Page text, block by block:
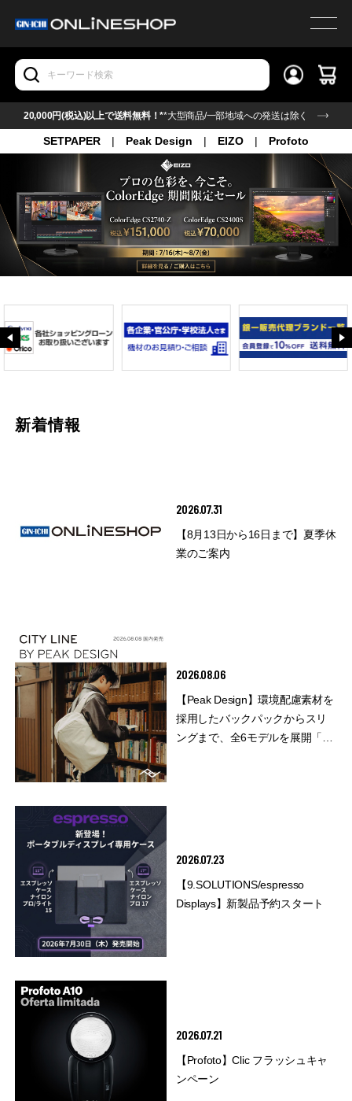
20,000円(税込)以上で送料無料！**大型商品/一部地域への発送は除く
SETPAPER | Peak Design | EIZO | Profoto
新着情報
2026.07.31
【8月13日から16日まで】夏季休
業のご案内
2026.08.06
【Peak Design】環境配慮素材を
採用したバックパックからスリ
ングまで、全6モデルを展開「シ
2026.07.23
【9.SOLUTIONS/espresso
Displays】新製品予約スタート
2026.07.21
【Profoto】Clic フラッシュキャ
ンペーン